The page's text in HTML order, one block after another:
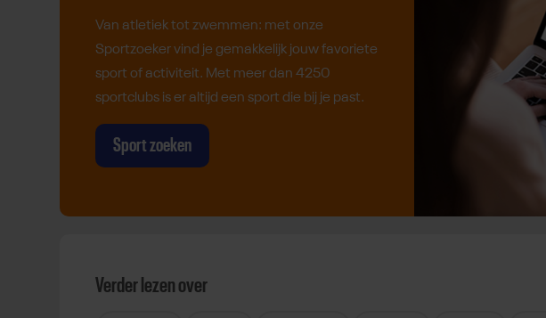
Van atletiek tot zwemmen: met onze
Sportzoeker vind je gemakkelijk jouw favoriete
sport of activiteit. Met meer dan 4250
sportclubs is er altijd een sport die bij je past.
Sport zoeken
Verder lezen over